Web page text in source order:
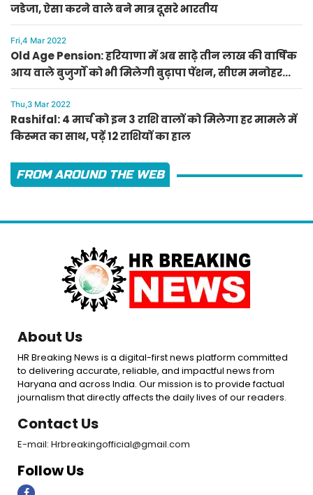
जडेजा, ऐसा करने वाले बने मात्र दूसरे भारतीय
Fri,4 Mar 2022
Old Age Pension: हरियाणा में अब साढ़े तीन लाख की वार्षिक
आय वाले बुजुर्गों को भी मिलेगी बुढ़ापा पेंशन, सीएम मनोहर
लाल का ऐलान
Thu,3 Mar 2022
Rashifal: 4 मार्च को इन 3 राशि वालों को मिलेगा हर मामले में
किस्मत का साथ, पढ़ें 12 राशियों का हाल
FROM AROUND THE WEB
About Us
HR Breaking News is a digital-first news platform committed
to delivering accurate, reliable, and impactful news from
Haryana and across India. Our mission is to provide factual
journalism that directly affects the daily lives of our readers.
Contact Us
E-mail: Hrbreakingofficial@gmail.com
Follow Us